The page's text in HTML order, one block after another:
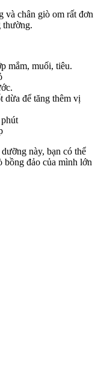
và chân giò om rất đơn
thường.
mắm, muối, tiêu.
dừa để tăng thêm vị
này, bạn có thể
bồng đảo của mình lớn